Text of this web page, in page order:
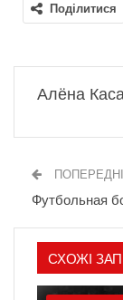
Поділитися
Алёна
Футбольная
СХОЖІ